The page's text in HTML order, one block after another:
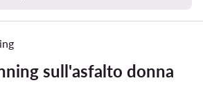
sull'asfalto donna